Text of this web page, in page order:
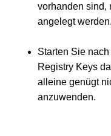
vorhanden sind,
angelegt werden.
Starten Sie
Registry Keys
alleine genügt
anzuwenden.